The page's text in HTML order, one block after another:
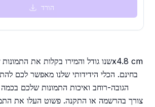
הורד
בחינם. הכלי הידידותי שלנו מאפשר לכם
הגובה-רוחב ואיכות התמונות שלכם בכמה
צורך בהרשמה או התקנה. פשוט העלו את